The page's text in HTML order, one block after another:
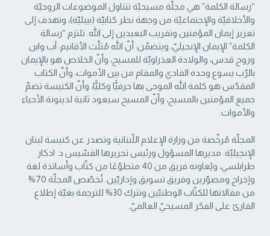
“رسالة الكلمة” هي مجلّة مسيحيّة تتناول الموضوعات الروحيّة
والأخلاقيّة والإجتماعيّة من ‏وجهة نظر كتابيّة (بيبليّة)، وتهدف إلى
تعزيز إيمان المؤمنين وتقريب البعيدين إلى الله. تلتزم “رسالة
‏الكلمة” الإيمان الإنجيليّ، ويتضمّن: أنّ الله مُثلّث الأقانيم: آب وابن
وروح قدس، والولادة العذراويّة ‏للمسيح، وأنّ الخلاص هو بالإيمان
بالرّب يسوع وحده الفادي والمقام من بين الأموات، وأنّ الكتاب
‏المقدّس هو كلمة الله الموحى بها حرفيًّا وكليًّا، وأنّ الكنيسة تضمّ
جميع المؤمنين بالمسيح، وأنّ المسيح ‏سيعود ثانية لدينونة الأحياء
والأموات. ‏
المجلّة مُرخّصة من وزارة الإعلام اللّبنانية وتصدر عن كنيسة لبنان
الإنجيليّة. مديرها المسؤول ‏ورئيس تحريرها القسّيس د. ادكار
طرابلسي، ويُعاونه فريق من 40 متطوّعًا من كتّاب وأساتذة لغة
‏وإخراج ومصوّرين وفريق تسويق وإداريّين. تُخصّص المجلّة 70%
من مقالاتها للكتّاب الوطنيّين ‏وتترك 30% للترجمة بغيّة إطلاع
القارئ على الفكر المسيحيّ العالميّ.‏